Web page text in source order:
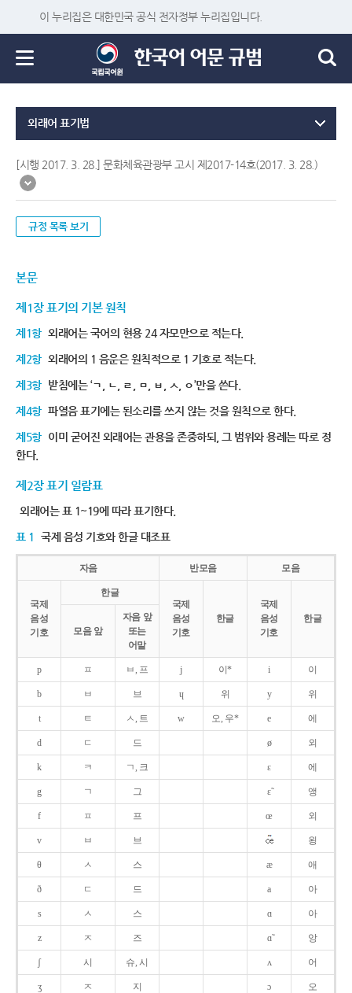
이 누리집은 대한민국 공식 전자정부 누리집입니다.
외래어 표기법
[시행 2017. 3. 28.] 문화체육관광부 고시 제2017-14호(2017. 3. 28.)
규정 목록 보기
본문
제1장 표기의 기본 원칙
제1항 외래어는 국어의 현용 24 자모만으로 적는다.
제2항 외래어의 1 음운은 원칙적으로 1 기호로 적는다.
제3항 받침에는 ‘ㄱ, ㄴ, ㄹ, ㅁ, ㅂ, ㅅ, ㅇ’만을 쓴다.
제4항 파열음 표기에는 된소리를 쓰지 않는 것을 원칙으로 한다.
제5항 이미 굳어진 외래어는 관용을 존중하되, 그 범위와 용례는 따로 정
한다.
제2장 표기 일람표
외래어는 표 1~19에 따라 표기한다.
표 1 국제 음성 기호와 한글 대조표
자음 반모음 모음
국제
음성
기호
한글
국제
음성
기호
한글
국제
음성
기호
한글
모음 앞
자음 앞
또는
어말
p ㅍ ㅂ, 프 j 이* i 이
b ㅂ 브 ɥ 위 y 위
t ㅌ ㅅ, 트 w 오, 우* e 에
d ㄷ 드 ø 외
k ㅋ ㄱ, 크 ɛ 에
g ㄱ 그 ɛ̃ 앵
f ㅍ 프 œ 외
v ㅂ 브 욍
θ ㅅ 스 æ 애
ð ㄷ 드 a 아
s ㅅ 스 ɑ 아
z ㅈ 즈 ɑ̃ 앙
ʃ 시 슈, 시 ʌ 어
ʒ ㅈ 지 ɔ 오